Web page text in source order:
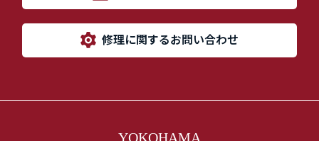
修理に関するお問い合わせ
YOKOHAMA